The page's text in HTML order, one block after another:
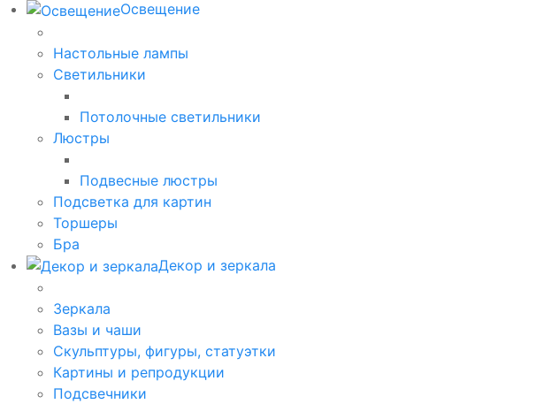
Освещение
Настольные лампы
Светильники
Потолочные светильники
Люстры
Подвесные люстры
Подсветка для картин
Торшеры
Бра
Декор и зеркала
Зеркала
Вазы и чаши
Скульптуры, фигуры, статуэтки
Картины и репродукции
Подсвечники